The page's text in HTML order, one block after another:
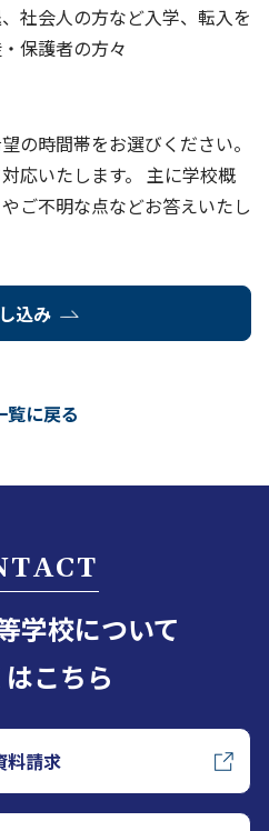
社会人の方など入学、転入を
保護者の方々
の時間帯をお選びください。
応いたします。 主に学校概
ご不明な点などお答えいたし
込み
覧に戻る
学校について
こちら
料請求